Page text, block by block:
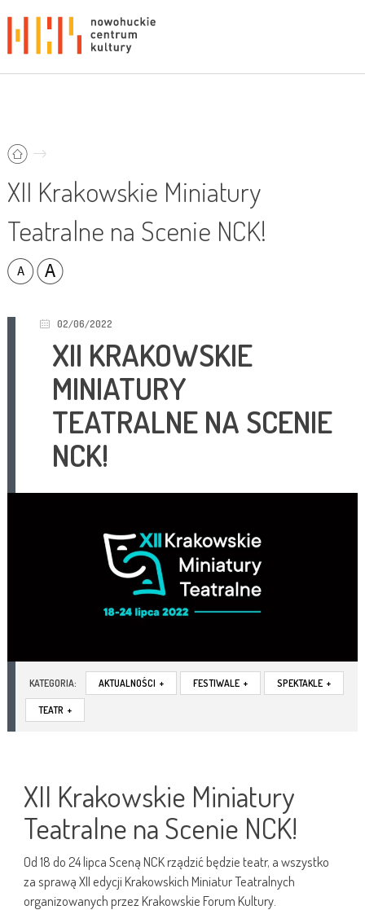
XII Krakowskie Miniatury
Teatralne na Scenie NCK!
02/06/2022
XII KRAKOWSKIE
MINIATURY
TEATRALNE NA SCENIE
NCK!
KATEGORIA: AKTUALNOŚCI + FESTIWALE + SPEKTAKLE +
TEATR +
XII Krakowskie Miniatury
Teatralne na Scenie NCK!
Od 18 do 24 lipca Sceną NCK rządzić będzie teatr, a wszystko
za sprawą XII edycji Krakowskich Miniatur Teatralnych
organizowanych przez Krakowskie Forum Kultury.